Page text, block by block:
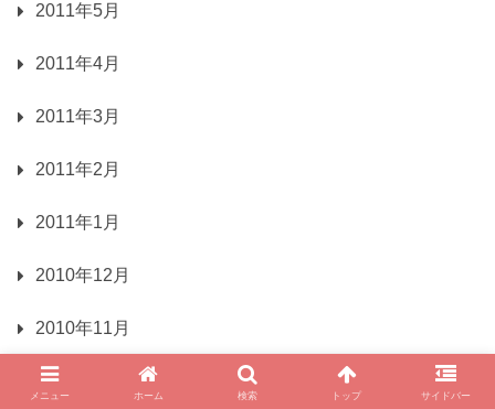
2011年5月
2011年4月
2011年3月
2011年2月
2011年1月
2010年12月
2010年11月
2010年10月
メニュー ホーム 検索 トップ サイドバー